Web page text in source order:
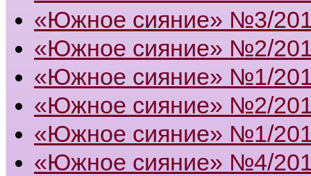
«Южное сияние» №3/
«Южное сияние» №2/
«Южное сияние» №1/
«Южное сияние» №2/
«Южное сияние» №1/
«Южное сияние» №4/